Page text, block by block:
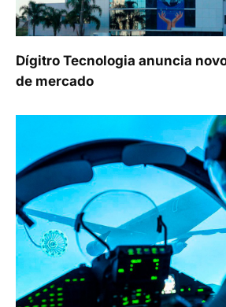
Dígitro Tecnologia anuncia
de mercado